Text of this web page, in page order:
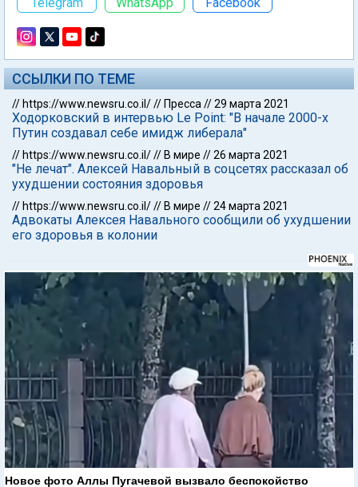
ССЫЛКИ ПО ТЕМЕ
// https://www.newsru.co.il/// Пресса //29 марта 2021
Ходорковский в интервью Le Point: "В начале 2000-х
Путин создавал себе имидж либерала"
// https://www.newsru.co.il/// В мире //26 марта 2021
"Не лечат". Алексей Навальный в соцсетях рассказал об
ухудшении состояния здоровья
// https://www.newsru.co.il/// В мире //24 марта 2021
Адвокаты Алексея Навального сообщили об ухудшении
его здоровья в колонии
Новое фото Аллы Пугачевой вызвало беспокойство